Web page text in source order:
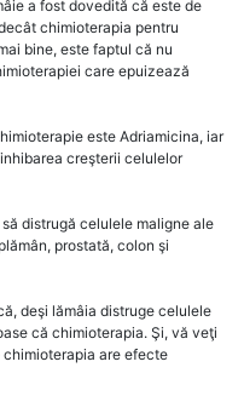
a fost dovedită că este de
chimioterapia pentru
bine, este faptul că nu
care epuizează
este Adriamicina, iar
creşterii celulelor
distrugă celulele maligne ale
prostată, colon şi
deşi lămâia distruge celulele
că chimioterapia. Şi, vă veţi
chimioterapia are efecte